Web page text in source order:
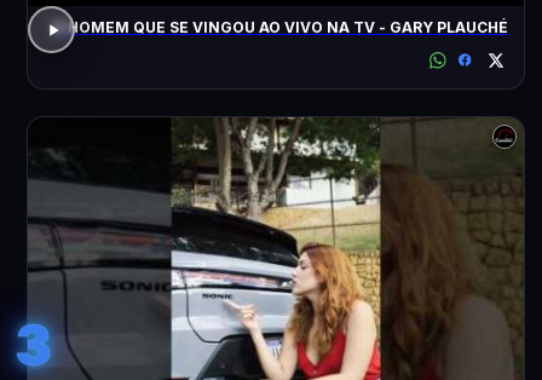
O HOMEM QUE SE VINGOU AO VIVO NA TV - GARY PLAUCHÉ
3